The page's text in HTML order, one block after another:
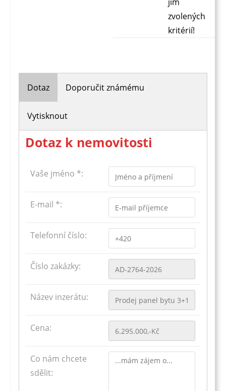
zvolených
kritérií!
Dotaz Doporučit známému
Vytisknout
Dotaz k nemovitosti
Vaše jméno *:
E-mail *:
Telefonní číslo:
Číslo zakázky:
Název inzerátu:
Cena:
Co nám chcete
sdělit: